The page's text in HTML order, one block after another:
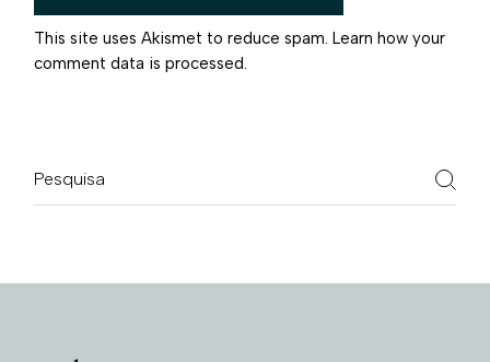
This site uses Akismet to reduce spam.Learn how your
comment data is processed.